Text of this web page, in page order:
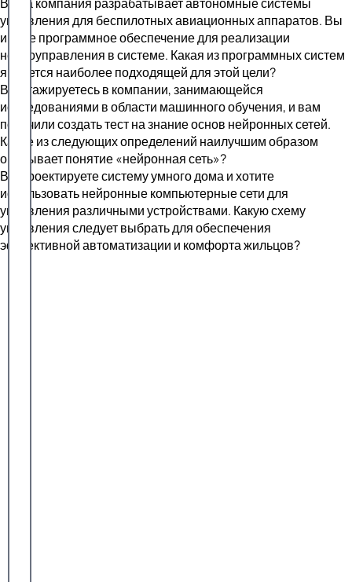
управления для беспилотных авиационных аппаратов. Вы
ищете программное обеспечение для реализации
нейроуправления в системе. Какая из программных систем
является наиболее подходящей для этой цели?
Вы стажируетесь в компании, занимающейся
исследованиями в области машинного обучения, и вам
поручили создать тест на знание основ нейронных сетей.
Какое из следующих определений наилучшим образом
описывает понятие «нейронная сеть»?
Вы проектируете систему умного дома и хотите
использовать нейронные компьютерные сети для
управления различными устройствами. Какую схему
управления следует выбрать для обеспечения
эффективной автоматизации и комфорта жильцов?